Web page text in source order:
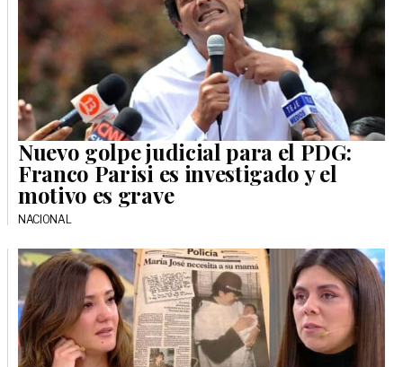
Nuevo golpe judicial para el PDG:
Franco Parisi es investigado y el
motivo es grave
NACIONAL